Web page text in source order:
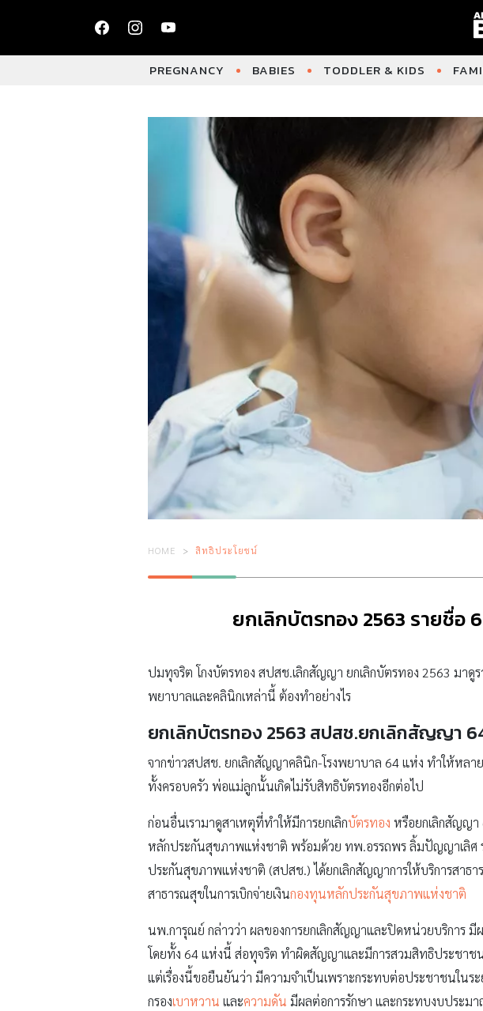
PREGNANCY BABIES TODDLER & KIDS
HOME สิทธิประโยชน์
ยกเลิกบัตรทอง 2563 รายชื่
ปมทุจริต โกงบัตรทอง สปสช.เลิกสัญญา ยกเลิกบัตรทอง 2563 มา
พยาบาลและคลินิกเหล่านี้ ต้องทำอย่างไร
ยกเลิกบัตรทอง 2563 สปสช.ยกเลิกสัญญา
จากข่าวสปสช. ยกเลิกสัญญาคลินิก-โรงพยาบาล 64 แห่ง ทำให้หลาย
ทั้งครอบครัว พ่อแม่ลูกนั้นเกิดไม่รับสิทธิบัตรทองอีกต่อไป
ก่อนอื่นเรามาดูสาเหตุที่ทำให้มีการยกเลิกบัตรทอง หรือยกเลิกสัญญา
หลักประกันสุขภาพแห่งชาติ พร้อมด้วย ทพ.อรรถพร ลิ้มปัญญาเลิศ
ประกันสุขภาพแห่งชาติ (สปสช.) ได้ยกเลิกสัญญาการให้บริการสา
สาธารณสุขในการเบิกจ่ายเงินกองทุนหลักประกันสุขภาพแห่งชาติ
นพ.การุณย์ กล่าวว่า ผลของการยกเลิกสัญญาและปิดหน่วยบริการ
โดยทั้ง 64 แห่งนี้ ส่อทุจริต ทำผิดสัญญาและมีการสวมสิทธิประชา
แต่เรื่องนี้ขอยืนยันว่า มีความจำเป็นเพราะกระทบต่อประชาชนในร
กรองเบาหวาน และความดัน มีผลต่อการรักษา และกระทบงบประม